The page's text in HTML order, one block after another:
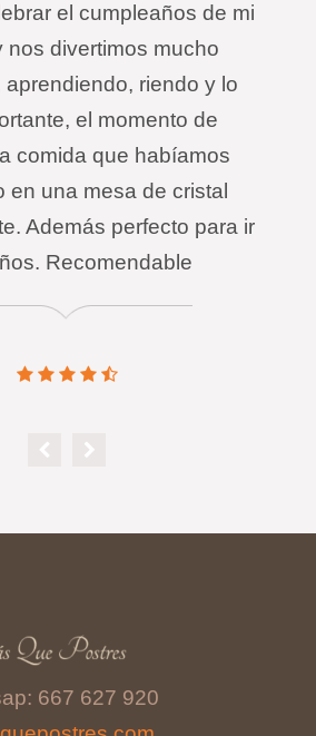
el cumpleaños de mi
nos divertimos mucho
riendo y lo
el momento de
comida que habíamos
en una mesa de cristal
Además perfecto para ir
Recomendable
667 627 920